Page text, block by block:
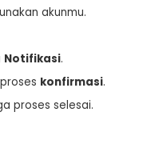
akunmu.
Notifikasi.
konfirmasi.
proses selesai.